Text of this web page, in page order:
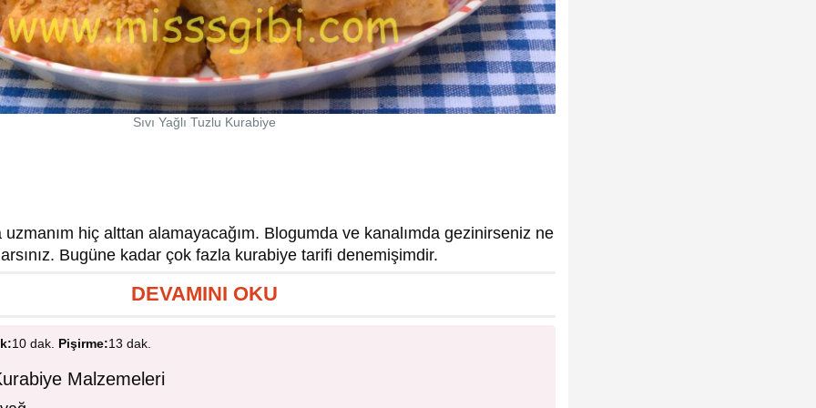
Sıvı Yağlı Tuzlu Kurabiye
hiç alttan alamayacağım. Blogumda ve kanalımda gezinirseniz ne
Bugüne kadar çok fazla kurabiye tarifi denemişimdir.
DEVAMINI OKU
10 dak. Pişirme:13 dak.
Malzemeleri